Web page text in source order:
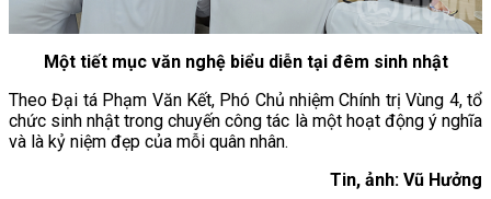
Một tiết mục văn nghệ biểu diễn tại đêm sinh nhật
Theo Đại tá Phạm Văn Kết, Phó Chủ nhiệm Chính trị Vùng 4, tổ
chức sinh nhật trong chuyến công tác là một hoạt động ý nghĩa
và là kỷ niệm đẹp của mỗi quân nhân.
Tin, ảnh: Vũ Hưởng